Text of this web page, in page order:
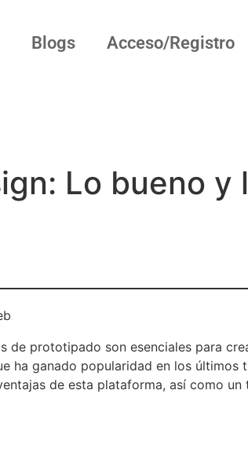
Blogs Acceso/Registro
Lo bueno y
de prototipado son esenciales para
ha ganado popularidad en los últimos
de esta plataforma, así como